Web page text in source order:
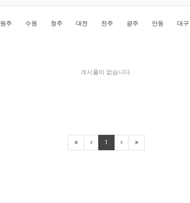
원주 수원 청주 대전 전주 광주 안동 대구
게시물이 없습니다.
1